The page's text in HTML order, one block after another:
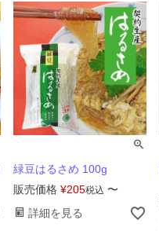
緑豆はるさめ 100g
販売価格 ¥205税込 〜
詳細を見る